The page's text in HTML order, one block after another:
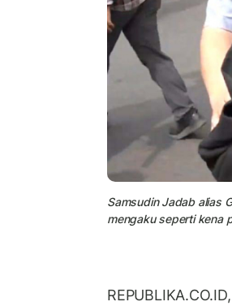
Samsudin Jadab alias
mengaku seperti kena